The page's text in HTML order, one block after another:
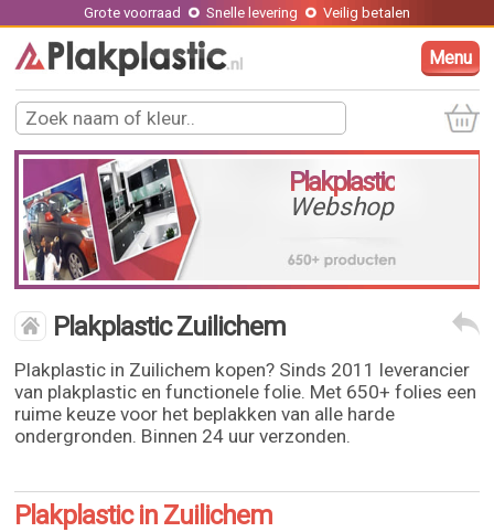
Grote voorraad Snelle levering Veilig betalen
Menu
Plakplastic
Webshop
Plakplastic Zuilichem
Plakplastic in Zuilichem kopen? Sinds 2011 leverancier
van plakplastic en functionele folie. Met 650+ folies een
ruime keuze voor het beplakken van alle harde
ondergronden. Binnen 24 uur verzonden.
Plakplastic in Zuilichem